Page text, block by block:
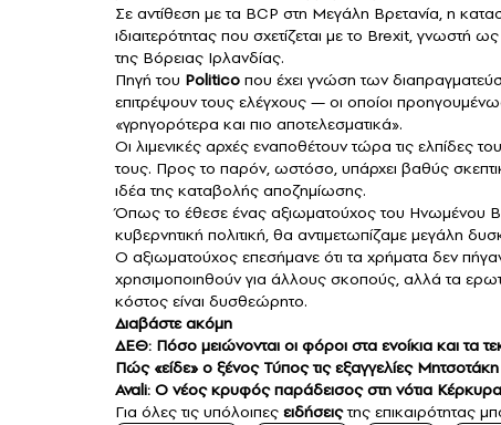
Σε αντίθεση με τα BCP στη Μεγάλη Βρετανία, η
ιδιαιτερότητας που σχετίζεται με το Brexit, γνωστή ως
της Βόρειας Ιρλανδίας.
Πηγή του Politico που έχει γνώση των
επιτρέψουν τους ελέγχους — οι οποίοι
«γρηγορότερα και πιο αποτελεσματικά».
Οι λιμενικές αρχές εναποθέτουν τώρα τις
τους. Προς το παρόν, ωστόσο, υπάρχει βαθύς
ιδέα της καταβολής αποζημίωσης.
Όπως το έθεσε ένας αξιωματούχος του Ηνωμένου
κυβερνητική πολιτική, θα αντιμετωπίζαμε μεγάλη
Ο αξιωματούχος επεσήμανε ότι τα χρήματα δεν
χρησιμοποιηθούν για άλλους σκοπούς, αλλά τα
κόστος είναι δυσθεώρητο.
Διαβάστε ακόμη
ΔΕΘ: Πόσο μειώνονται οι φόροι στα ενοίκια και τα
Πώς «είδε» ο ξένος Τύπος τις εξαγγελίες
Avali: O νέος κρυφός παράδεισος στη νότια Κέρκυρα
Για όλες τις υπόλοιπες ειδήσειςτης επικαιρότητας